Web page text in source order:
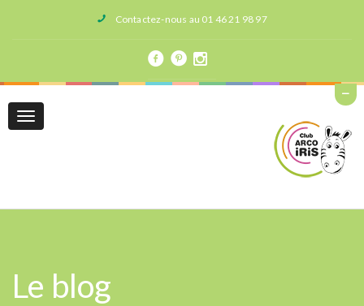
Contactez-nous au 01 46 21 98 97
Le blog